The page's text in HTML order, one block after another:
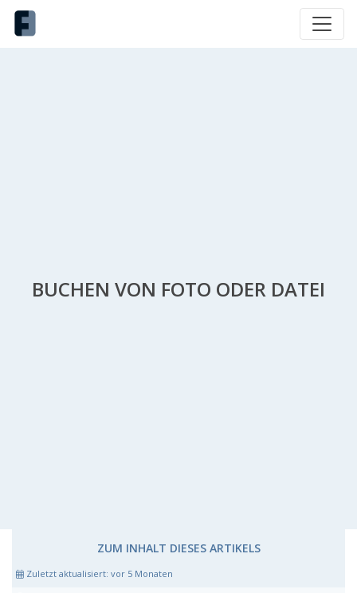
BUCHEN VON FOTO ODER DATEI
ZUM INHALT DIESES ARTIKELS
Zuletzt aktualisiert: vor 5 Monaten